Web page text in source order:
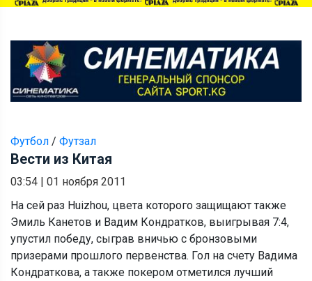
Футбол / Футзал
Вести из Китая
03:54 | 01 ноября 2011
На сей раз Huizhou, цвета которого защищают также
Эмиль Канетов и Вадим Кондратков, выигрывая 7:4,
упустил победу, сыграв вничью с бронзовыми
призерами прошлого первенства. Гол на счету Вадима
Кондраткова, а также покером отметился лучший